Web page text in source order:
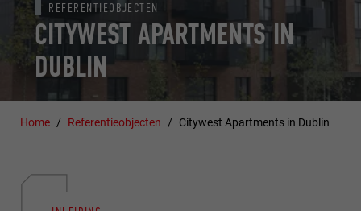
CITYWEST APARTMENTS IN
DUBLIN
REFERENTIEOBJECTEN
Home Referentieobjecten Citywest Apartments in Dublin